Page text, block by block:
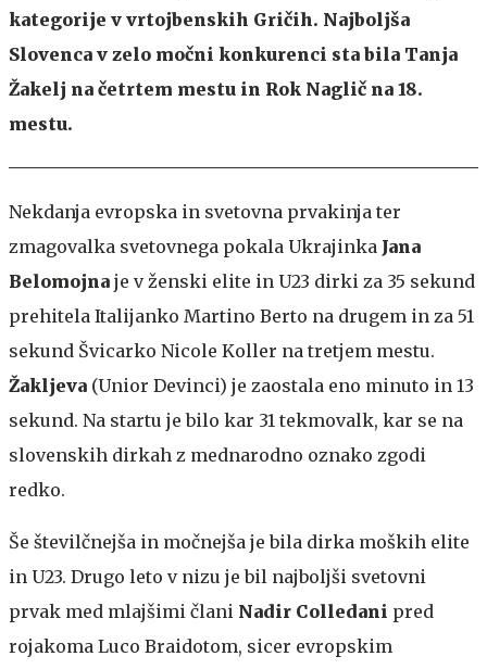
kategorije v vrtojbenskih Gričih. Najboljša
Slovenca v zelo močni konkurenci sta bila Tanja
Žakelj na četrtem mestu in Rok Naglič na 18.
mestu.
Nekdanja evropska in svetovna prvakinja ter
zmagovalka svetovnega pokala Ukrajinka Jana
Belomojna je v ženski elite in U23 dirki za 35 sekund
prehitela Italijanko Martino Berto na drugem in za 51
sekund Švicarko Nicole Koller na tretjem mestu.
Žakljeva (Unior Devinci) je zaostala eno minuto in 13
sekund. Na startu je bilo kar 31 tekmovalk, kar se na
slovenskih dirkah z mednarodno oznako zgodi
redko.
Še številčnejša in močnejša je bila dirka moških elite
in U23. Drugo leto v nizu je bil najboljši svetovni
prvak med mlajšimi člani Nadir Colledani pred
rojakoma Luco Braidotom, sicer evropskim